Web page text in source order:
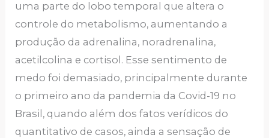
uma parte do lobo temporal que altera o
controle do metabolismo, aumentando a
produção da adrenalina, noradrenalina,
acetilcolina e cortisol. Esse sentimento de
medo foi demasiado, principalmente durante
o primeiro ano da pandemia da Covid-19 no
Brasil, quando além dos fatos verídicos do
quantitativo de casos, ainda a sensação de